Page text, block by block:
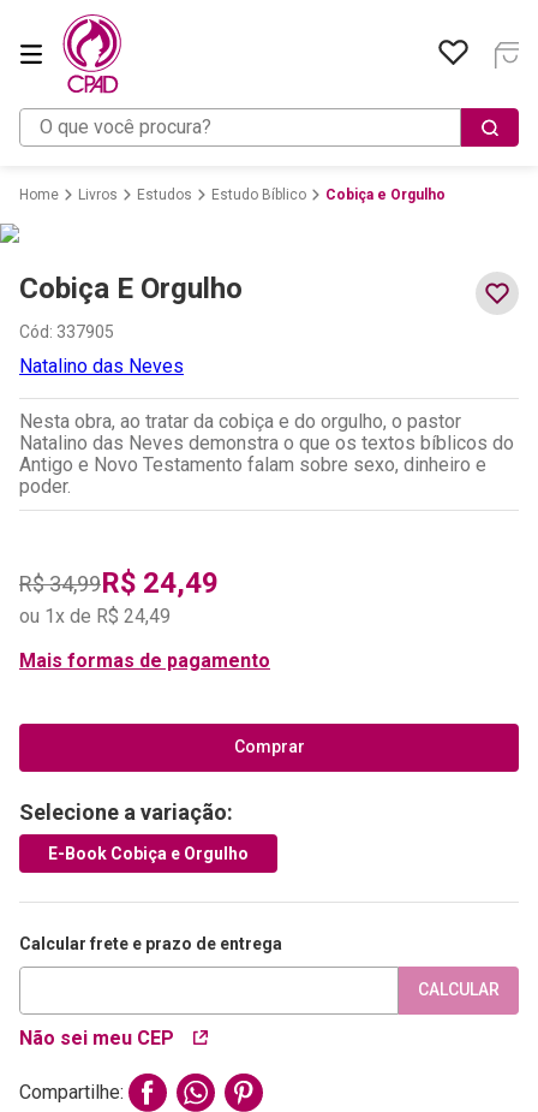
O que você procura?
Livros Estudos Estudo Bíblico Cobiça e Orgulho
Cobiça E Orgulho
Cód: 337905
Natalino das Neves
Nesta obra, ao tratar da cobiça e do orgulho, o pastor
Natalino das Neves demonstra o que os textos bíblicos do
Antigo e Novo Testamento falam sobre sexo, dinheiro e
poder.
R$34,99R$ 24,49
ou 1 x de R$ 24,49
Mais formas de pagamento
Comprar
Selecione a variação:
E-Book Cobiça e Orgulho
Calcular frete e prazo de entrega
Não sei meu CEP
CALCULAR
Compartilhe: